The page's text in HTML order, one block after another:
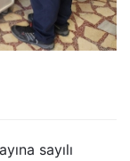
sayılı